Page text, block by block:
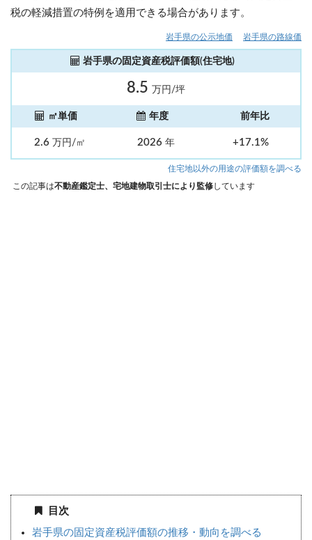
税の軽減措置の特例を適用できる場合があります。
岩手県の公示地価 岩手県の路線価
岩手県の固定資産税評価額(住宅地)
8.5 万円/坪
㎡単価 年度 前年比
2.6 万円/㎡ 2026 年 +17.1%
住宅地以外の用途の評価額を調べる
この記事は不動産鑑定士、宅地建物取引士により監修しています
目次
岩手県の固定資産税評価額の推移・動向を調べる